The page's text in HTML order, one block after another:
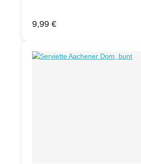
Regulärer Preis:
9,99 €